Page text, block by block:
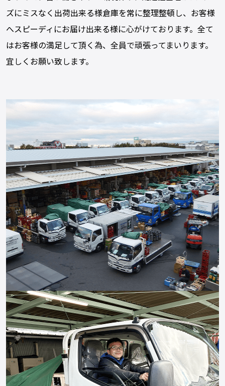
ズにミスなく出荷出来る様倉庫を常に整理整頓し、お客様
へスピーディにお届け出来る様に心がけております。全て
はお客様の満足して頂く為、全員で頑張ってまいります。
宜しくお願い致します。